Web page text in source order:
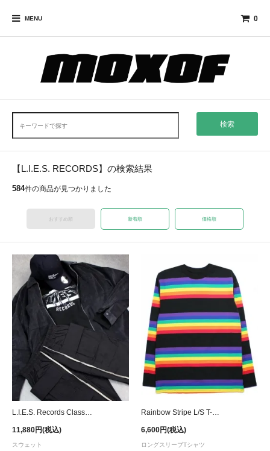
MENU 0
検索
【L.I.E.S. RECORDS】の検索結果
584件の商品が見つかりました
おすすめ順 新着順 価格順
11,880円(税込)
スウェット
6,600円(税込)
ロングスリーブTシャツ